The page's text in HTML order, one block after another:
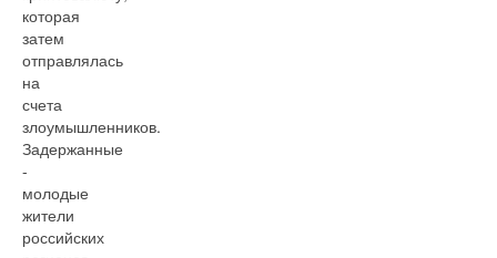
которая
затем
отправлялась
на
счета
злоумышленников.
Задержанные
-
молодые
жители
российских